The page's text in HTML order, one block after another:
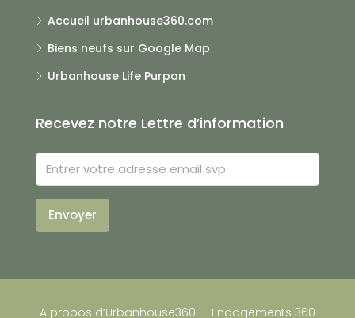
Accueil urbanhouse360.com
Biens neufs sur Google Map
Urbanhouse Life Purpan
Recevez notre Lettre d’information
Envoyer
A propos d’Urbanhouse360 Engagements 360